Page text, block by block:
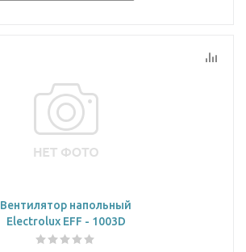
Вентилятор напольный
Electrolux EFF - 1003D